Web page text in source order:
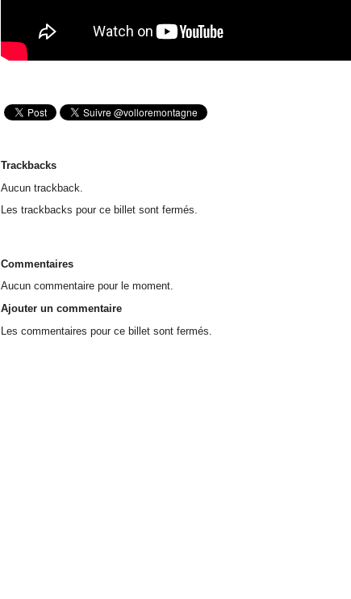
Trackbacks
Aucun trackback.
Les trackbacks pour ce billet sont fermés.
Commentaires
Aucun commentaire pour le moment.
Ajouter un commentaire
Les commentaires pour ce billet sont fermés.